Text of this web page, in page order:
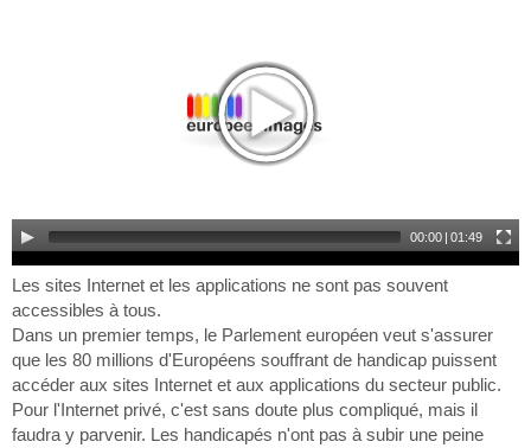
00:00 | 01:49
Les sites Internet et les applications ne sont pas souvent
accessibles à tous.
Dans un premier temps, le Parlement européen veut s'assurer
que les 80 millions d'Européens souffrant de handicap puissent
accéder aux sites Internet et aux applications du secteur public.
Pour l'Internet privé, c'est sans doute plus compliqué, mais il
faudra y parvenir. Les handicapés n'ont pas à subir une peine